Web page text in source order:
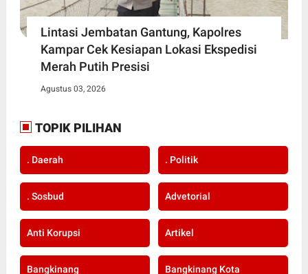
Lintasi Jembatan Gantung, Kapolres
Kampar Cek Kesiapan Lokasi Ekspedisi
Merah Putih Presisi
Agustus 03, 2026
TOPIK PILIHAN
. Daerah . Politik
. Sosbud Advetorial
Anti Korupsi Artikel
Bangkinang Bangkinang Kota